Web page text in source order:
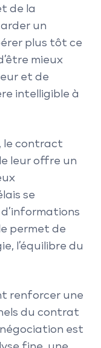
de la
un
plus tôt ce
mieux
et de
intelligible à
le contract
leur offre un
se
permet de
l’équilibre du
renforcer une
du contrat
est